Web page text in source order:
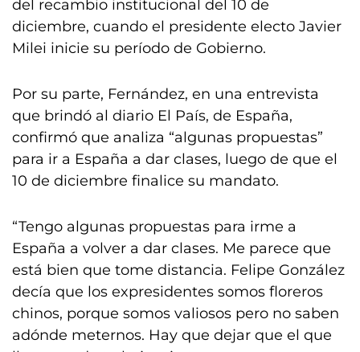
del recambio institucional del 10 de
diciembre, cuando el presidente electo Javier
Milei inicie su período de Gobierno.
Por su parte, Fernández, en una entrevista
que brindó al diario El País, de España,
confirmó que analiza “algunas propuestas”
para ir a España a dar clases, luego de que el
10 de diciembre finalice su mandato.
“Tengo algunas propuestas para irme a
España a volver a dar clases. Me parece que
está bien que tome distancia. Felipe González
decía que los expresidentes somos floreros
chinos, porque somos valiosos pero no saben
adónde meternos. Hay que dejar que el que